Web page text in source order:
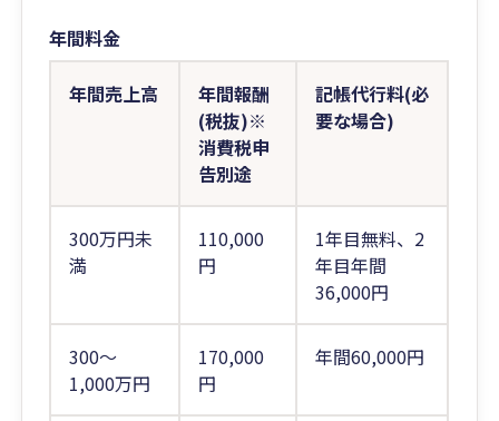
年間料金
年間売上高
年間報酬
(税抜)※
消費税申
告別途
記帳代行料(必
要な場合)
300万円未
満
110,000
円
1年目無料、2
年目年間
36,000円
300～
1,000万円
170,000
円
年間60,000円